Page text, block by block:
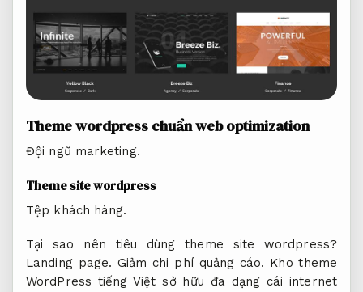
Theme wordpress chuẩn web optimization
Đội ngũ marketing.
Theme site wordpress
Tệp khách hàng.
Tại sao nên tiêu dùng theme site wordpress?
Landing page. Giảm chi phí quảng cáo. Kho theme
WordPress tiếng Việt sở hữu đa dạng cái internet